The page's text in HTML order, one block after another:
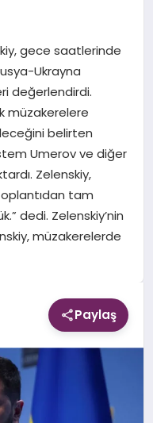
gece saatlerinde
Ukrayna
değerlendirdi.
müzakerelere
belirten
Umerov ve diğer
Zelenskiy,
tam
dedi. Zelenskiy’nin
müzakerelerde
Paylaş